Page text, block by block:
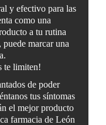
y efectivo para las
como una
a tu rutina
marcar una
te limiten!
de poder
tus síntomas
el mejor producto
farmacia de León